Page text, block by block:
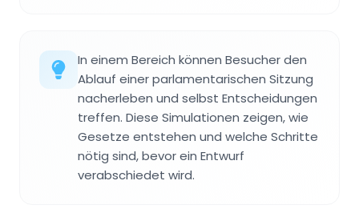
In einem Bereich können Besucher den
Ablauf einer parlamentarischen Sitzung
nacherleben und selbst Entscheidungen
treffen. Diese Simulationen zeigen, wie
Gesetze entstehen und welche Schritte
nötig sind, bevor ein Entwurf
verabschiedet wird.